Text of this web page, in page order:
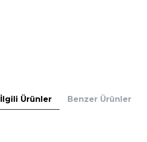
İlgili Ürünler Benzer Ürünler